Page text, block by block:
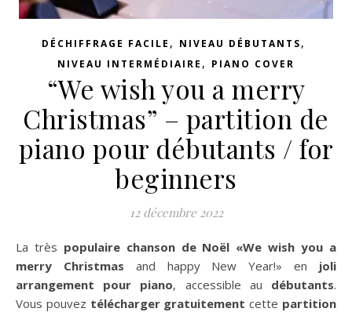
DÉCHIFFRAGE FACILE , NIVEAU DÉBUTANTS,
NIVEAU INTERMÉDIAIRE , PIANO COVER
“We wish you a merry
Christmas” – partition de
piano pour débutants / for
beginners
12 décembre 2022
La très populaire chanson de Noël «We wish you a
merry Christmas and happy New Year!» en joli
arrangement pour piano, accessible au débutants.
Vous pouvez télécharger gratuitement cette partition